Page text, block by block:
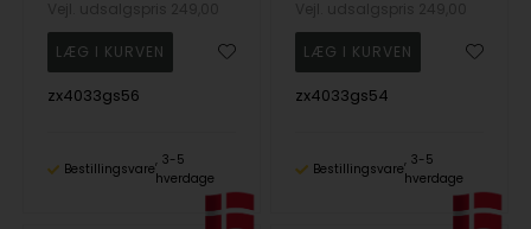
zx4033gs56
Bestillingsvare
3-5
hverdage
zx4033gs54
Bestillingsvare
3-5
hverdage